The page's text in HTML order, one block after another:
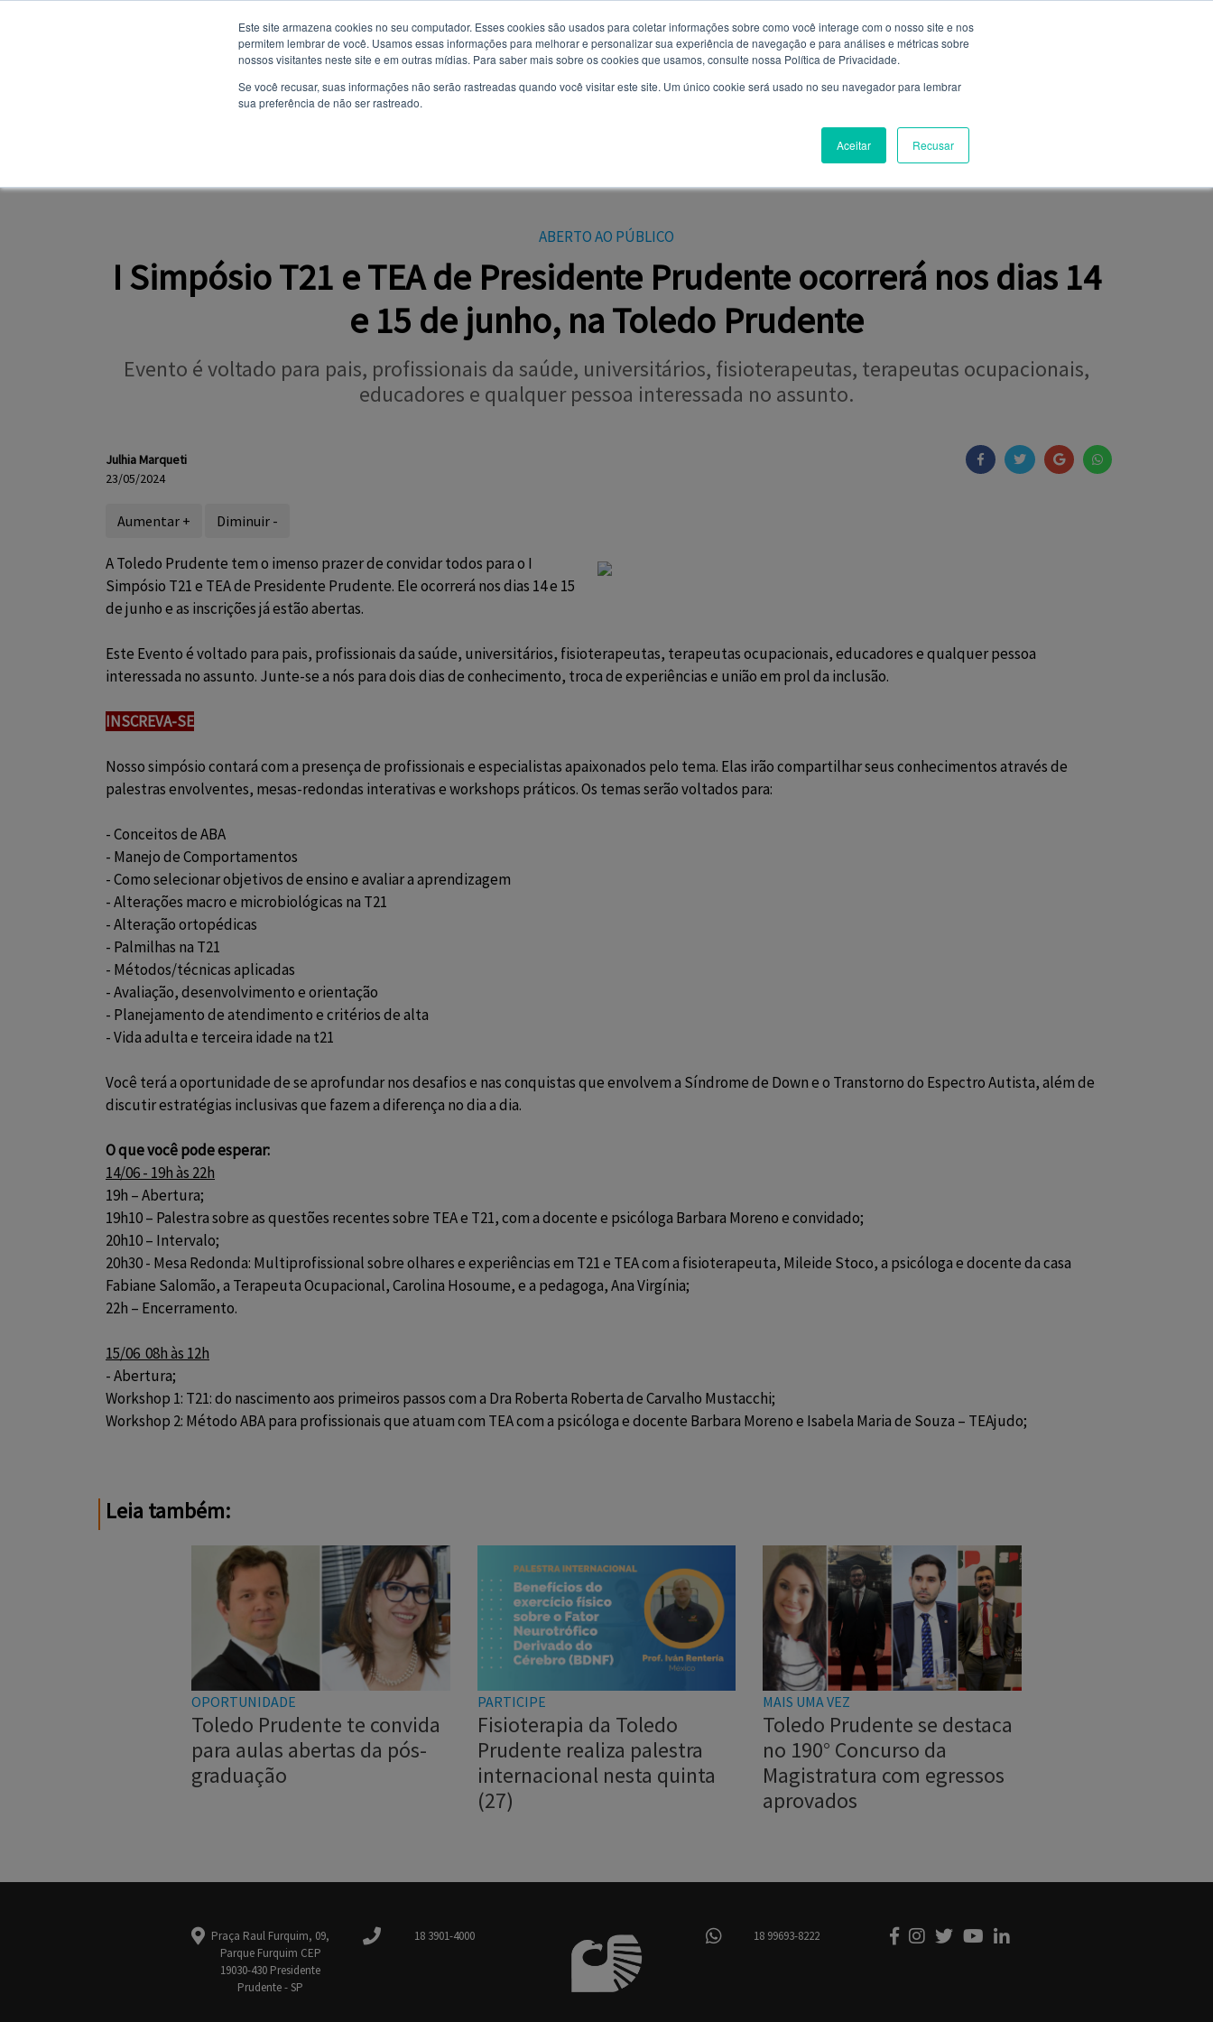
Este site armazena cookies no seu computador. Esses cookies são usados ​​para coletar informações sobre como você interage com o nosso site e nos
permitem lembrar de você. Usamos essas informações para melhorar e personalizar sua experiência de navegação e para análises e métricas sobre
nossos visitantes neste site e em outras mídias. Para saber mais sobre os cookies que usamos, consulte nossa Política de Privacidade.
Se você recusar, suas informações não serão rastreadas quando você visitar este site. Um único cookie será usado no seu navegador para lembrar
sua preferência de não ser rastreado.
Aceitar Recusar
NOTÍCIAS
6 de agosto de 2026
OPINIÃO FALE CONOSCO CLUBE DE SERVIÇOS
ABERTO AO PÚBLICO
I Simpósio T21 e TEA de Presidente Prudente ocorrerá nos dias 14
e 15 de junho, na Toledo Prudente
Evento é voltado para pais, profissionais da saúde, universitários, fisioterapeutas, terapeutas ocupacionais,
educadores e qualquer pessoa interessada no assunto.
Julhia Marqueti
23/05/2024
Aumentar + Diminuir -
A Toledo Prudente tem o imenso prazer de convidar todos para o I
Simpósio T21 e TEA de Presidente Prudente. Ele ocorrerá nos dias 14 e 15
de junho e as inscrições já estão abertas.
Este Evento é voltado para pais, profissionais da saúde, universitários, fisioterapeutas, terapeutas ocupacionais, educadores e qualquer pessoa
interessada no assunto. Junte-se a nós para dois dias de conhecimento, troca de experiências e união em prol da inclusão.
INSCREVA-SE
Nosso simpósio contará com a presença de profissionais e especialistas apaixonados pelo tema. Elas irão compartilhar seus conhecimentos através de
palestras envolventes, mesas-redondas interativas e workshops práticos. Os temas serão voltados para:
- Conceitos de ABA
- Manejo de Comportamentos
- Como selecionar objetivos de ensino e avaliar a aprendizagem
- Alterações macro e microbiológicas na T21
- Alteração ortopédicas
- Palmilhas na T21
- Métodos/técnicas aplicadas
- Avaliação, desenvolvimento e orientação
- Planejamento de atendimento e critérios de alta
- Vida adulta e terceira idade na t21
Você terá a oportunidade de se aprofundar nos desafios e nas conquistas que envolvem a Síndrome de Down e o Transtorno do Espectro Autista, além de
discutir estratégias inclusivas que fazem a diferença no dia a dia.
O que você pode esperar:
14/06 - 19h às 22h
19h – Abertura;
19h10 – Palestra sobre as questões recentes sobre TEA e T21, com a docente e psicóloga Barbara Moreno e convidado;
20h10 – Intervalo;
20h30 - Mesa Redonda: Multiprofissional sobre olhares e experiências em T21 e TEA com a fisioterapeuta, Mileide Stoco, a psicóloga e docente da casa
Fabiane Salomão, a Terapeuta Ocupacional, Carolina Hosoume, e a pedagoga, Ana Virgínia;
22h – Encerramento.
15/06  08h às 12h
- Abertura;
Workshop 1: T21: do nascimento aos primeiros passos com a Dra Roberta Roberta de Carvalho Mustacchi;
Workshop 2: Método ABA para profissionais que atuam com TEA com a psicóloga e docente Barbara Moreno e Isabela Maria de Souza – TEAjudo;
Leia também:
OPORTUNIDADE
Toledo Prudente te convida
para aulas abertas da pós-
graduação
PARTICIPE
Fisioterapia da Toledo
Prudente realiza palestra
internacional nesta quinta
(27)
MAIS UMA VEZ
Toledo Prudente se destaca
no 190° Concurso da
Magistratura com egressos
aprovados
Você quer receber notificações e não perder nenhuma notícia
importante?
Praça Raul Furquim, 09,
Parque Furquim CEP
19030-430 Presidente
Prudente - SP
18 3901-4000 18 99693-8222